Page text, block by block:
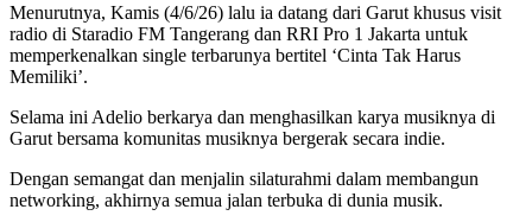
Menurutnya, Kamis (4/6/26) lalu ia datang dari Garut khusus visit
radio di Staradio FM Tangerang dan RRI Pro 1 Jakarta untuk
memperkenalkan single terbarunya bertitel ‘Cinta Tak Harus
Memiliki’.
Selama ini Adelio berkarya dan menghasilkan karya musiknya di
Garut bersama komunitas musiknya bergerak secara indie.
Dengan semangat dan menjalin silaturahmi dalam membangun
networking, akhirnya semua jalan terbuka di dunia musik.